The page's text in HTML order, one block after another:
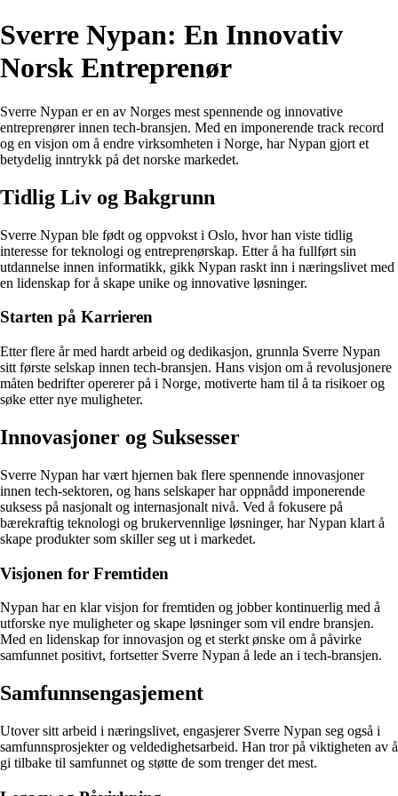
Sverre Nypan: En Innovativ
Norsk Entreprenør
Sverre Nypan er en av Norges mest spennende og innovative
entreprenører innen tech-bransjen. Med en imponerende track record
og en visjon om å endre virksomheten i Norge, har Nypan gjort et
betydelig inntrykk på det norske markedet.
Tidlig Liv og Bakgrunn
Sverre Nypan ble født og oppvokst i Oslo, hvor han viste tidlig
interesse for teknologi og entreprenørskap. Etter å ha fullført sin
utdannelse innen informatikk, gikk Nypan raskt inn i næringslivet med
en lidenskap for å skape unike og innovative løsninger.
Starten på Karrieren
Etter flere år med hardt arbeid og dedikasjon, grunnla Sverre Nypan
sitt første selskap innen tech-bransjen. Hans visjon om å revolusjonere
måten bedrifter opererer på i Norge, motiverte ham til å ta risikoer og
søke etter nye muligheter.
Innovasjoner og Suksesser
Sverre Nypan har vært hjernen bak flere spennende innovasjoner
innen tech-sektoren, og hans selskaper har oppnådd imponerende
suksess på nasjonalt og internasjonalt nivå. Ved å fokusere på
bærekraftig teknologi og brukervennlige løsninger, har Nypan klart å
skape produkter som skiller seg ut i markedet.
Visjonen for Fremtiden
Nypan har en klar visjon for fremtiden og jobber kontinuerlig med å
utforske nye muligheter og skape løsninger som vil endre bransjen.
Med en lidenskap for innovasjon og et sterkt ønske om å påvirke
samfunnet positivt, fortsetter Sverre Nypan å lede an i tech-bransjen.
Samfunnsengasjement
Utover sitt arbeid i næringslivet, engasjerer Sverre Nypan seg også i
samfunnsprosjekter og veldedighetsarbeid. Han tror på viktigheten av å
gi tilbake til samfunnet og støtte de som trenger det mest.